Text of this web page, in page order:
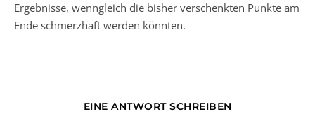
Ergebnisse, wenngleich die bisher verschenkten Punkte am
Ende schmerzhaft werden könnten.
EINE ANTWORT SCHREIBEN